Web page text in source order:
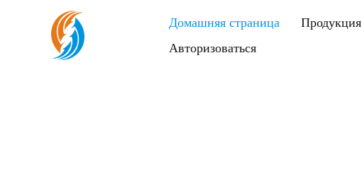
Домашняя страница Продукция
Авторизоваться